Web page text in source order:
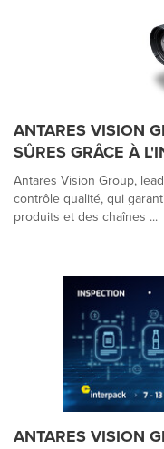
ANTARES VISION
SÛRES GRÂCE À
Antares Vision Group,
contrôle qualité, qui
produits et des chaînes ...
ANTARES VISION